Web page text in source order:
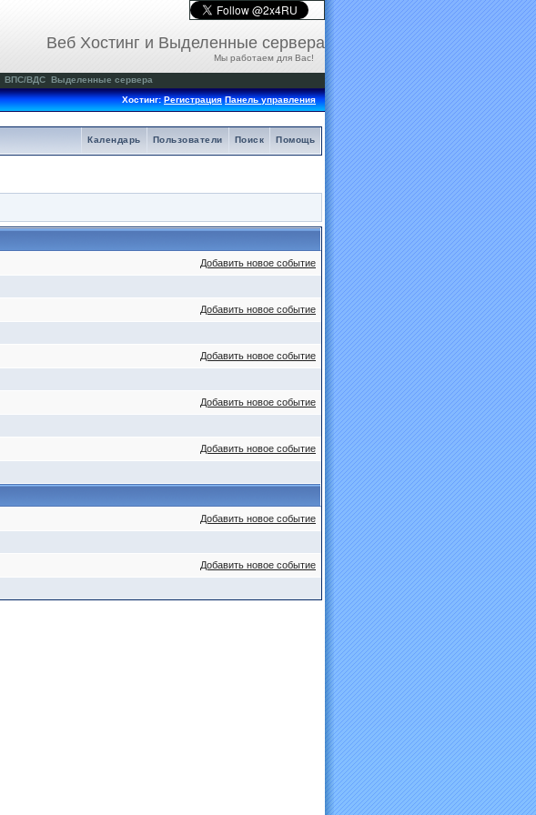
Веб Хостинг и Выделенные сервера
Мы работаем для Вас!
ВПС/ВДС Выделенные сервера
Хостинг:Регистрация Панель управления
Помощь
Поиск
Пользователи
Календарь
Добавить новое событие
Добавить новое событие
Добавить новое событие
Добавить новое событие
Добавить новое событие
Добавить новое событие
Добавить новое событие